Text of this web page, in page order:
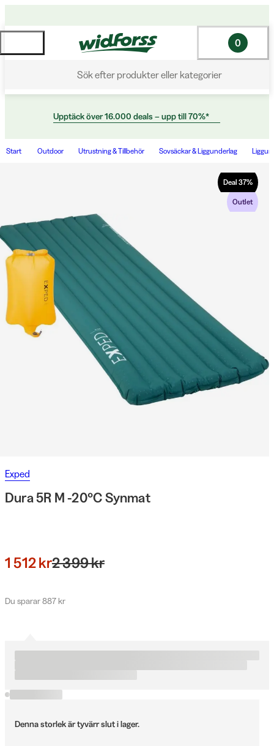
Sök efter produkter eller kategorier
0
Upptäck över 16.000 deals – upp till 70%*
Start Outdoor Utrustning & Tillbehör Sovsäckar & Liggunderlag
Deal 37%
Outlet
Exped
Dura 5R M -20°C Synmat
1 512 kr2 399 kr
Du sparar 887 kr
Denna storlek är tyvärr slut i lager.